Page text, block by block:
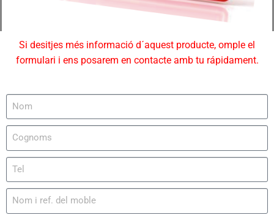
Si desitjes més informació d´aquest producte, omple el
formulari i ens posarem en contacte amb tu rápidament.